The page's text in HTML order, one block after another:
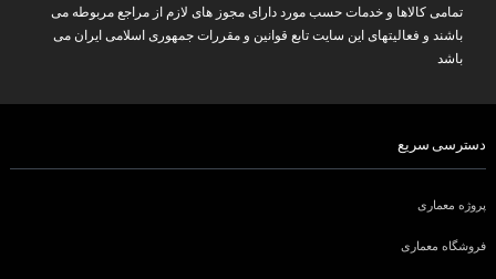
تمامی کالاها و خدمات حسب مورد دارای مجوز های لازم از مراجع مربوطه می
باشند و فعالیتهای این سایت تابع قوانین و مقررات جمهوری اسلامی ایران می
باشد
دسترسی سریع
پروژه معماری
فروشگاه معماری